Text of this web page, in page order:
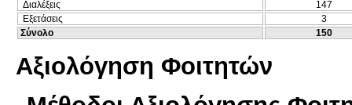
Διαλέξεις
147
Εξετάσεις
3
Σύνολο
150
Αξιολόγηση Φοιτητών